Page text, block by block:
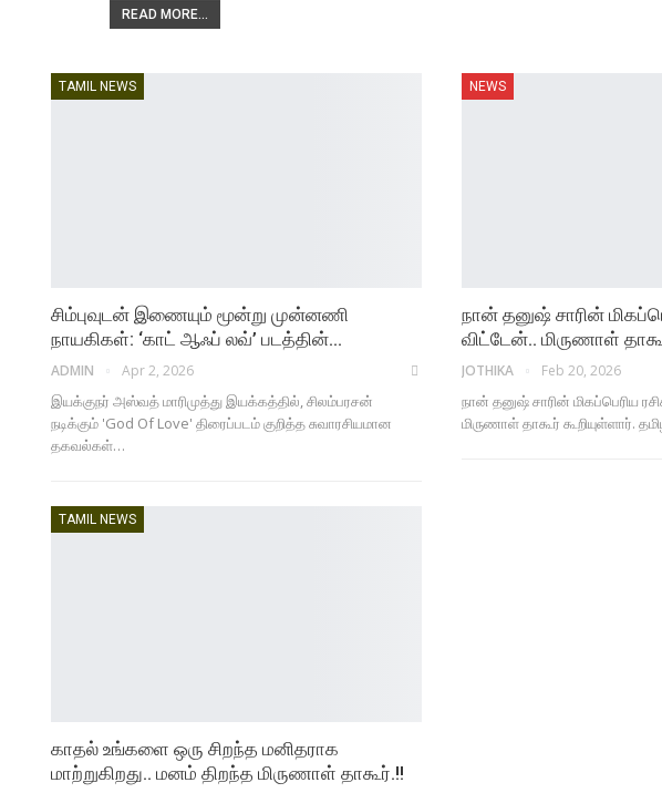
READ MORE...
TAMIL NEWS
சிம்புவுடன் இணையும் மூன்று முன்னணி
நாயகிகள்: ‘காட் ஆஃப் லவ்’ படத்தின்…
ADMIN Apr 2, 2026
இயக்குநர் அஸ்வத் மாரிமுத்து இயக்கத்தில், சிலம்பரசன்
நடிக்கும் 'God Of Love' திரைப்படம் குறித்த சுவாரசியமான
தகவல்கள்…
NEWS
நான் தனுஷ் சாரின்
விட்டேன்.. மிருணாள்
JOTHIKA Feb 20, 2026
நான் தனுஷ் சாரின் மிகப்பெரிய
மிருணாள் தாகூர் கூறியுள்ளார்.
TAMIL NEWS
காதல் உங்களை ஒரு சிறந்த மனிதராக
மாற்றுகிறது.. மனம் திறந்த மிருணாள் தாகூர்.!!